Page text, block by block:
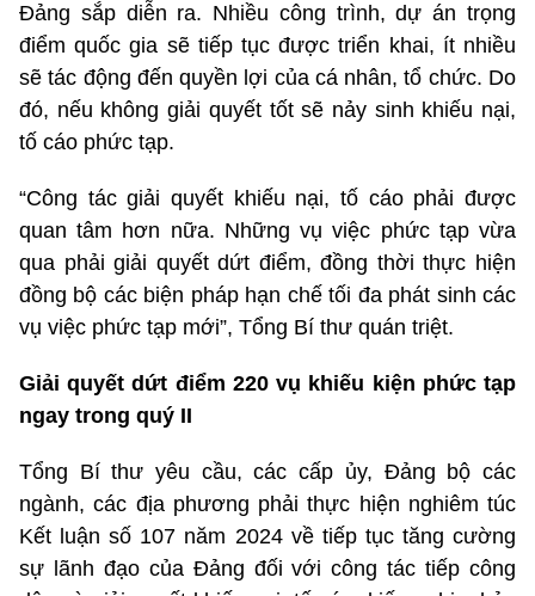
Đảng sắp diễn ra. Nhiều công trình, dự án trọng
điểm quốc gia sẽ tiếp tục được triển khai, ít nhiều
sẽ tác động đến quyền lợi của cá nhân, tổ chức. Do
đó, nếu không giải quyết tốt sẽ nảy sinh khiếu nại,
tố cáo phức tạp.
“Công tác giải quyết khiếu nại, tố cáo phải được
quan tâm hơn nữa. Những vụ việc phức tạp vừa
qua phải giải quyết dứt điểm, đồng thời thực hiện
đồng bộ các biện pháp hạn chế tối đa phát sinh các
vụ việc phức tạp mới”, Tổng Bí thư quán triệt.
Giải quyết dứt điểm 220 vụ khiếu kiện phức tạp
ngay trong quý II
Tổng Bí thư yêu cầu, các cấp ủy, Đảng bộ các
ngành, các địa phương phải thực hiện nghiêm túc
Kết luận số 107 năm 2024 về tiếp tục tăng cường
sự lãnh đạo của Đảng đối với công tác tiếp công